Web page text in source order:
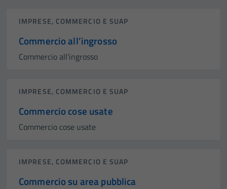
IMPRESE, COMMERCIO E SUAP
Commercio all’ingrosso
Commercio all’ingrosso
IMPRESE, COMMERCIO E SUAP
Commercio cose usate
Commercio cose usate
IMPRESE, COMMERCIO E SUAP
Commercio su area pubblica